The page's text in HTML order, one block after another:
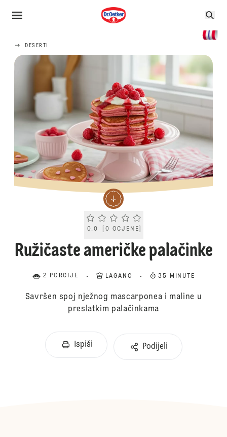
DESERTI
Current rating 0.0. Click to rate.
0.0 0 OCJENE
Ružičaste američke palačinke
2 PORCIJE LAGANO 35 MINUTE
Savršen spoj nježnog mascarponea i maline u
preslatkim palačinkama
Ispiši Podijeli